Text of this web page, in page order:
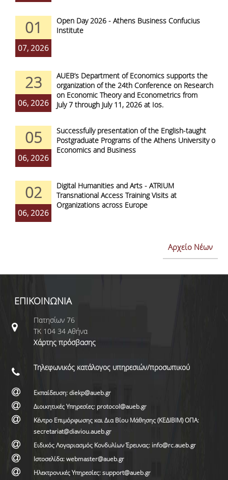
01
07, 2026
Open Day 2026 - Athens Business Confucius
Institute
23
06, 2026
AUEB’s Department of Economics supports the
organization of the 24th Conference on Research
on Economic Theory and Econometrics from
July 7 through July 11, 2026 at Ios.
05
06, 2026
Successfully presentation of the English-taught
Postgraduate Programs of the Athens University of
Economics and Business
02
06, 2026
Digital Humanities and Arts - ATRIUM
Transnational Access Training Visits at
Organizations across Europe
Αρχείο Νέων
ΕΠΙΚΟΙΝΩΝΙΑ
Πατησίων 76
ΤΚ 104 34 Αθήνα
Χάρτης πρόσβασης
Τηλεφωνικός κατάλογος υπηρεσιών/προσωπικού
Εκπαίδευση: diekp@aueb.gr
Διοικητικές Υπηρεσίες: protocol@aueb.gr
Κέντρο Επιμόρφωσης και Δια Βίου Μάθησης (ΚΕΔΙΒΙΜ) ΟΠΑ:
secretariat@diaviou.aueb.gr
Ειδικός Λογαριασμός Κονδυλίων Έρευνας: info@rc.aueb.gr
Ιστοσελίδα: webmaster@aueb.gr
Ηλεκτρονικές Υπηρεσίες: support@aueb.gr